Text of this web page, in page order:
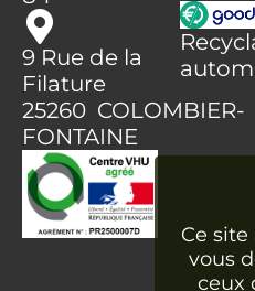
9 Rue de la
Filature
25260 COLOMBIER-
FONTAINE
Ce
vous
ceux